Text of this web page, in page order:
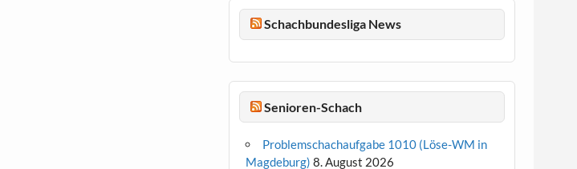
Schachbundesliga News
Senioren-Schach
Problemschachaufgabe 1010 (Löse-WM in
Magdeburg) 8. August 2026